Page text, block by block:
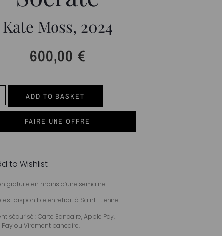
Kate Moss, 2024
600,00 €
ADD TO BASKET
FAIRE UNE OFFRE
to Wishlist
gratuite en moins d’une semaine.
est disponible en retrait à Saint Etienne
sécurisé : Carte Bancaire, Apple Pay,
Pay ou Virement bancaire.